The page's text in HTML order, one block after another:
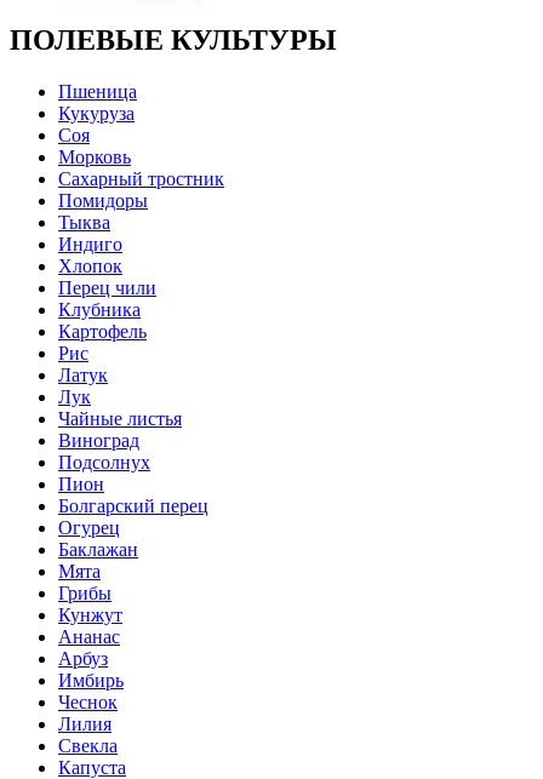
ПОЛЕВЫЕ КУЛЬТУРЫ
Пшеница
Кукуруза
Соя
Морковь
Сахарный тростник
Помидоры
Тыква
Индиго
Хлопок
Перец чили
Клубника
Картофель
Рис
Латук
Лук
Чайные листья
Виноград
Подсолнух
Пион
Болгарский перец
Огурец
Баклажан
Мята
Грибы
Кунжут
Ананас
Арбуз
Имбирь
Чеснок
Лилия
Свекла
Капуста